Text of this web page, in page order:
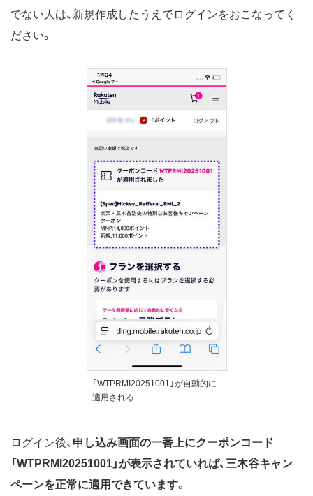
でない人は、新規作成したうえでログインをおこなってく
ださい。
「WTPRMI20251001」が自動的に
適用される
ログイン後、 申し込み画面の一番上にクーポンコード
「WTPRMI20251001」が表示されていれば、三木谷キャン
ペーンを正常に適用できています。